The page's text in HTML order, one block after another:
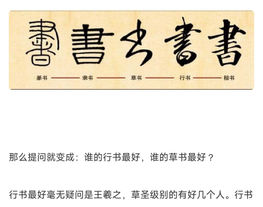
那么提问就变成：谁的行书最好，谁的草书最好？
行书最好毫无疑问是王羲之，草圣级别的有好几个人。行书